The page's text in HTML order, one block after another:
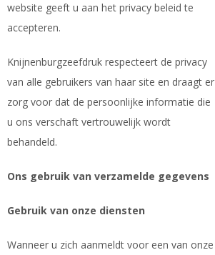
website geeft u aan het privacy beleid te
accepteren.
Knijnenburgzeefdruk respecteert de privacy
van alle gebruikers van haar site en draagt er
zorg voor dat de persoonlijke informatie die
u ons verschaft vertrouwelijk wordt
behandeld.
Ons gebruik van verzamelde gegevens
Gebruik van onze diensten
Wanneer u zich aanmeldt voor een van onze